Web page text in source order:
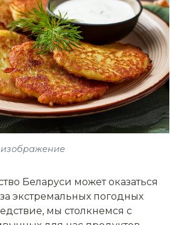
Беларуси может оказаться
экстремальных погодных
мы столкнемся с